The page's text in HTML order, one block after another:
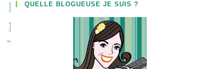
QUELLE BLOGUEUSE JE SUIS ?